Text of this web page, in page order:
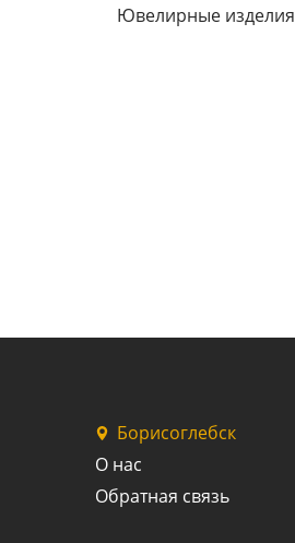
Ювелирные изделия
Борисоглебск
О нас
Обратная связь